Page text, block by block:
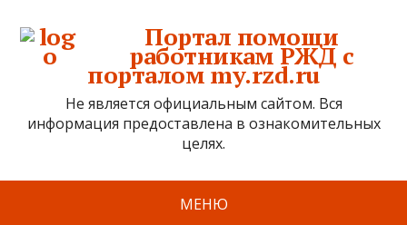
Портал помощи
работникам РЖД с
порталом my.rzd.ru
Не является официальным сайтом. Вся
информация предоставлена в ознакомительных
целях.
МЕНЮ